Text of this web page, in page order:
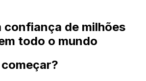
confiança de milhões
todo o mundo